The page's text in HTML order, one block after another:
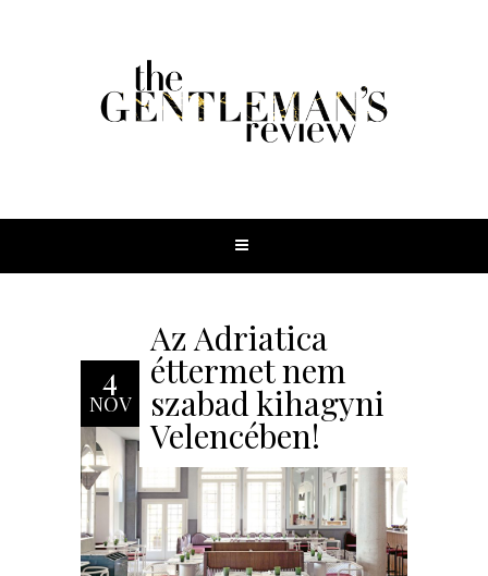
4
NOV
Az Adriatica
éttermet nem
szabad kihagyni
Velencében!